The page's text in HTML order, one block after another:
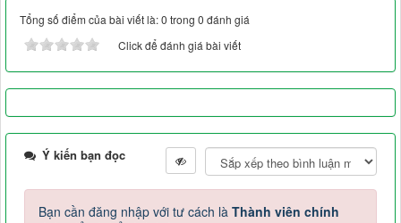
Tổng số điểm của bài viết là: 0 trong 0 đánh giá
Click để đánh giá bài viết
Ý kiến bạn đọc
Bạn cần đăng nhập với tư cách là Thành viên chính